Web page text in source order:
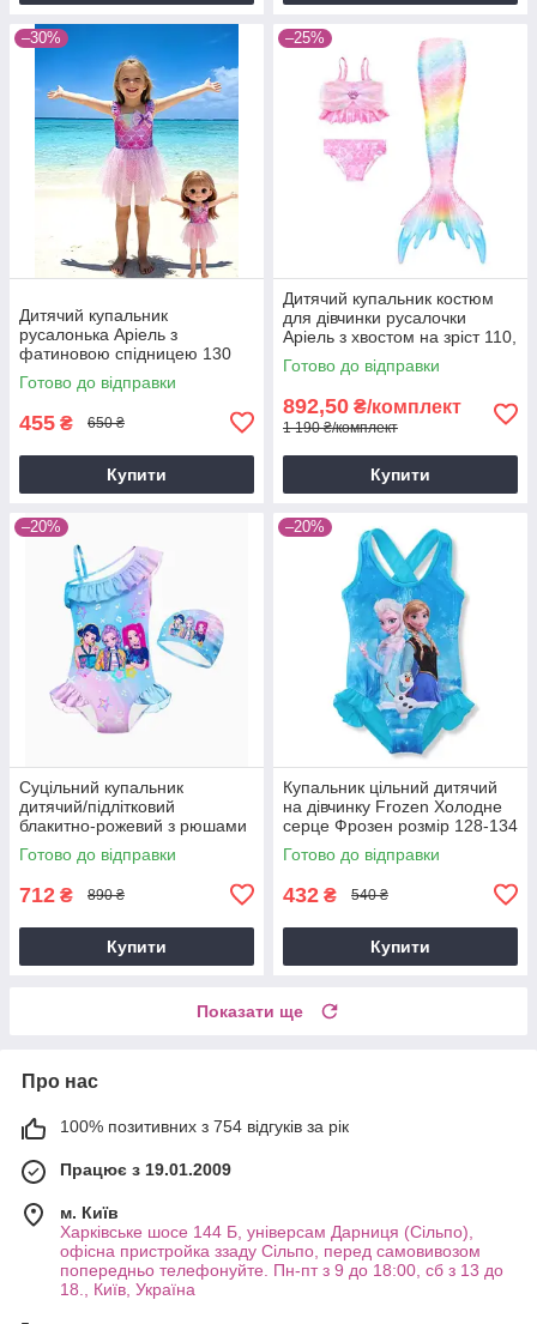
–30%
Дитячий купальник
русалонька Аріель з
фатиновою спідницею 130
см суцільний купальник для
дівчинки Rainbow Mermaid
Готово до відправки
455 ₴ 650 ₴
Купити
–25%
Дитячий купальник костюм
для дівчинки русалочки
Аріель з хвостом на зріст 110,
120, 130, 140, 150
Готово до відправки
892,50 ₴/комплект
1 190 ₴/комплект
Купити
–20%
Суцільний купальник
дитячий/підлітковий
блакитно-рожевий з рюшами
та шапочкою в комплекті K-
pop Hunter X стиль р. 110,120
Готово до відправки
712 ₴ 890 ₴
Купити
–20%
Купальник цільний дитячий
на дівчинку Frozen Холодне
серце Фрозен розмір 128-134
см
Готово до відправки
432 ₴ 540 ₴
Купити
Показати ще
Про нас
100% позитивних з 754 відгуків за рік
Працює з 19.01.2009
м. Київ
Харківське шосе 144 Б, універсам Дарниця (Сільпо),
офісна пристройка ззаду Сільпо, перед самовивозом
попередньо телефонуйте. Пн-пт з 9 до 18:00, сб з 13 до
18., Київ, Україна